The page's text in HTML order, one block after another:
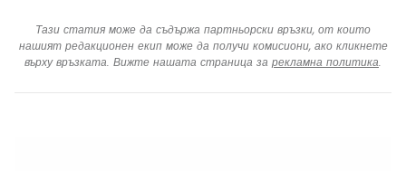
Тази статия може да съдържа партньорски връзки, от които
нашият редакционен екип може да получи комисиони, ако кликнете
върху връзката. Вижте нашата страница за рекламна политика.